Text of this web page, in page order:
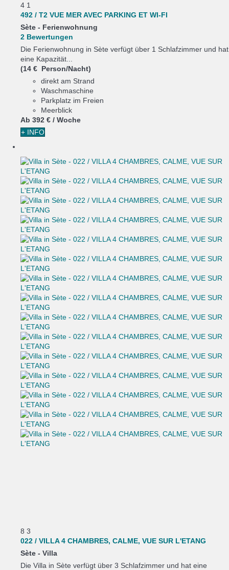
4 1
492 / T2 VUE MER AVEC PARKING ET WI-FI
Sète - Ferienwohnung
2 Bewertungen
Die Ferienwohnung in Sète verfügt über 1 Schlafzimmer und hat
eine Kapazität...
(14 € Person/Nacht)
direkt am Strand
Waschmaschine
Parkplatz im Freien
Meerblick
Ab 392 € / Woche
+ INFO
8 3
022 / VILLA 4 CHAMBRES, CALME, VUE SUR L'ETANG
Sète - Villa
Die Villa in Sète verfügt über 3 Schlafzimmer und hat eine